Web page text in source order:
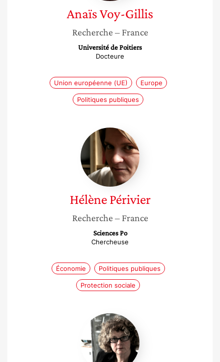
AnaïsVoy-Gillis
Recherche – France
Université de Poitiers
Docteure
Union européenne (UE) Europe
Politiques publiques
Hélène
Périvier
Hélène Périvier
Recherche – France
Sciences Po
Chercheuse
Économie Politiques publiques
Protection sociale
Viviane
Kovess-
Masféty